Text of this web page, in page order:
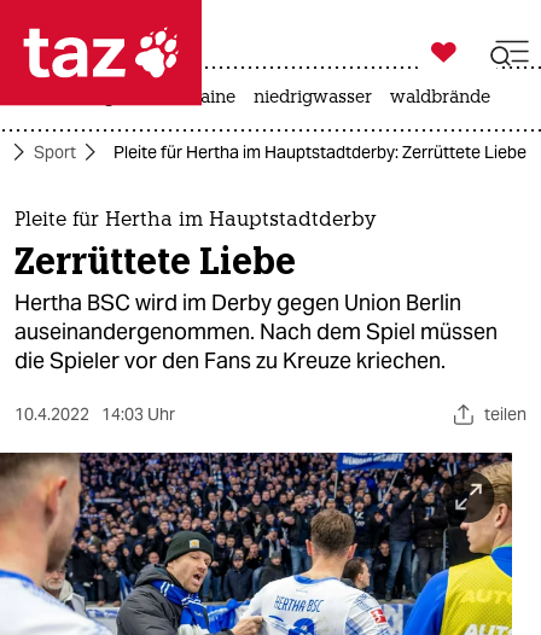
 taz zahl ich
taz zahl ich
themen
politik
öko
gesellschaft
sport
berlin
nord

taz zahl ich
krieg in der ukraine niedrigwasser waldbrände
Sport Pleite für Hertha im Hauptstadtderby: Zerrüttete Liebe
Pleite für Hertha im Hauptstadtderby
Zerrüttete Liebe
Hertha BSC wird im Derby gegen Union Berlin
auseinandergenommen. Nach dem Spiel müssen
die Spieler vor den Fans zu Kreuze kriechen.
10.4.2022 14:03 Uhr teilen